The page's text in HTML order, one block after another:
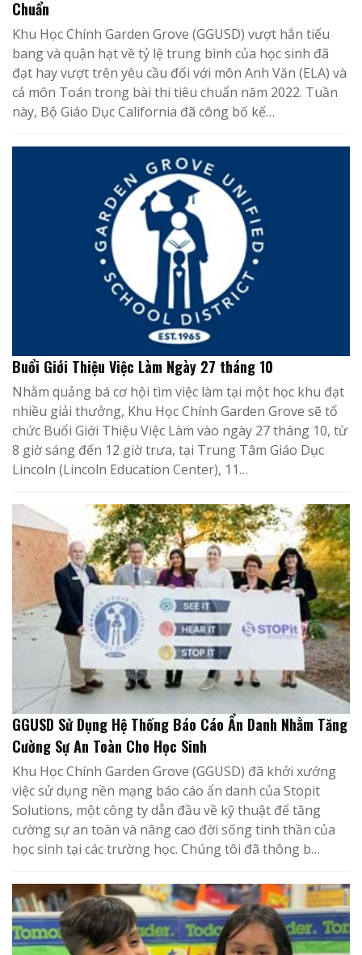
Chuẩn
Khu Học Chính Garden Grove (GGUSD) vượt hẳn tiểu
bang và quận hạt về tỷ lệ trung bình của học sinh đã
đạt hay vượt trên yêu cầu đối với môn Anh Văn (ELA) và
cả môn Toán trong bài thi tiêu chuẩn năm 2022. Tuần
này, Bộ Giáo Dục California đã công bố kế…
Buổi Giới Thiệu Việc Làm Ngày 27 tháng 10
Nhằm quảng bá cơ hội tìm việc làm tại một học khu đạt
nhiều giải thưởng, Khu Học Chính Garden Grove sẽ tổ
chức Buổi Giới Thiệu Việc Làm vào ngày 27 tháng 10, từ
8 giờ sáng đến 12 giờ trưa, tại Trung Tâm Giáo Dục
Lincoln (Lincoln Education Center), 11…
GGUSD Sử Dụng Hệ Thống Báo Cáo Ẩn Danh Nhằm Tăng
Cường Sự An Toàn Cho Học Sinh
Khu Học Chính Garden Grove (GGUSD) đã khởi xướng
việc sử dụng nền mạng báo cáo ẩn danh của Stopit
Solutions, một công ty dẫn đầu về kỹ thuật để tăng
cường sự an toàn và nâng cao đời sống tinh thần của
học sinh tại các trường học. Chúng tôi đã thông b…